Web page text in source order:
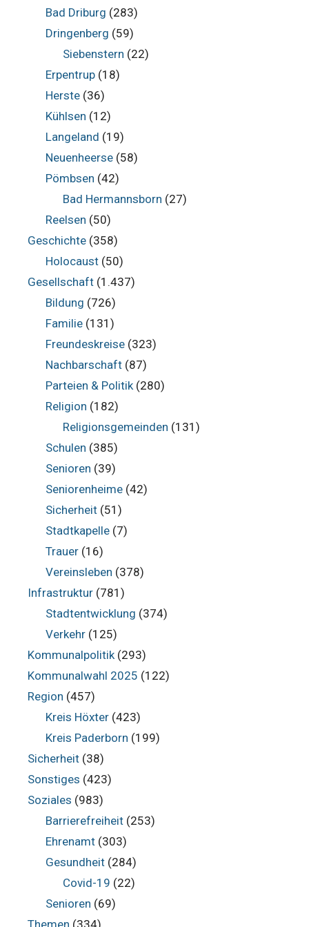
Bad Driburg (283)
Dringenberg (59)
Siebenstern (22)
Erpentrup(18)
Herste(36)
Kühlsen (12)
Langeland (19)
Neuenheerse(58)
Pömbsen (42)
Bad Hermannsborn (27)
Reelsen (50)
Geschichte (358)
Holocaust(50)
Gesellschaft (1.437)
Bildung (726)
Familie(131)
Freundeskreise(323)
Nachbarschaft(87)
Parteien & Politik(280)
Religion (182)
Religionsgemeinden (131)
Schulen (385)
Senioren (39)
Seniorenheime(42)
Sicherheit(51)
Stadtkapelle(7)
Trauer(16)
Vereinsleben (378)
Infrastruktur (781)
Stadtentwicklung (374)
Verkehr(125)
Kommunalpolitik(293)
Kommunalwahl 2025 (122)
Region (457)
Kreis Höxter(423)
Kreis Paderborn (199)
Sicherheit (38)
Sonstiges (423)
Soziales (983)
Barrierefreiheit(253)
Ehrenamt(303)
Gesundheit(284)
Covid-19 (22)
Senioren (69)
Themen (334)